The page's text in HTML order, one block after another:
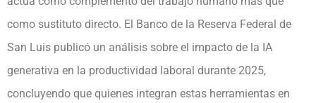
como sustituto directo. El Banco de la Reserva Federal de
San Luis publicó un análisis sobre el impacto de la IA
generativa en la productividad laboral durante 2025,
concluyendo que quienes integran estas herramientas en